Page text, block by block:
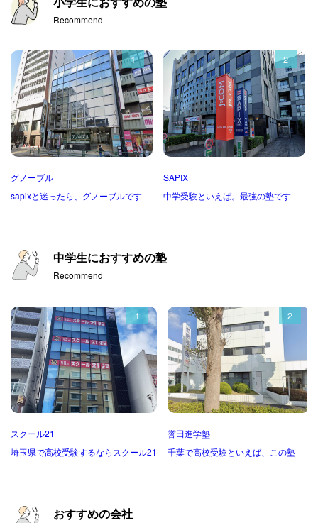
Recommend
1
グノーブル
sapixと迷ったら、グノーブルです
2
SAPIX
中学受験といえば。最強の塾です
中学生におすすめの塾
Recommend
1
スクール21
埼玉県で高校受験するならスクール21
2
誉田進学塾
千葉で高校受験といえば、この塾
おすすめの会社